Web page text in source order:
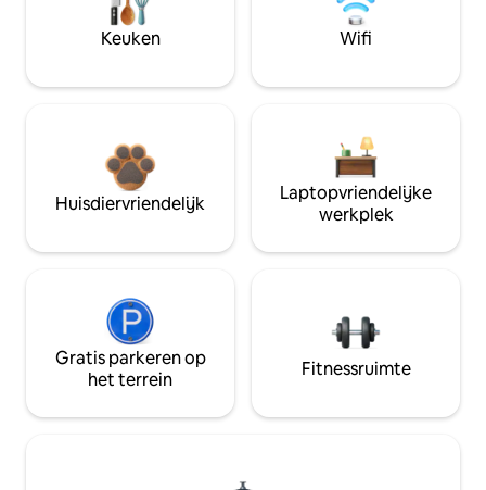
Keuken Wifi
Huisdiervriendelijk
Laptopvriendelijke
werkplek
Gratis parkeren op
het terrein
Fitnessruimte